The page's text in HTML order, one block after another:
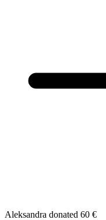
Aleksandra donated 60 €